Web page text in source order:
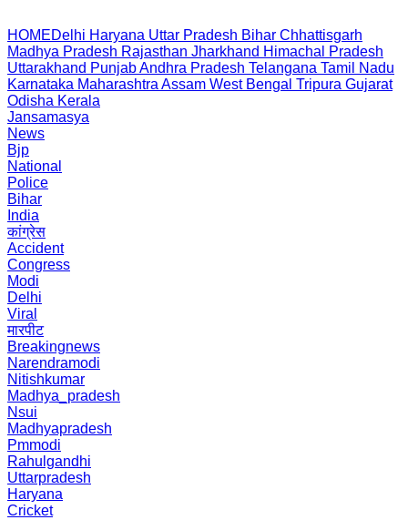
HOMEDelhi Haryana Uttar Pradesh Bihar Chhattisgarh
Madhya Pradesh Rajasthan Jharkhand Himachal Pradesh
Uttarakhand PunjabAndhra Pradesh Telangana Tamil Nadu
Karnataka Maharashtra Assam West Bengal Tripura Gujarat
Odisha Kerala
Jansamasya
News
Bjp
National
Police
Bihar
India
कांग्रेस
Accident
Congress
Modi
Delhi
Viral
मारपीट
Breakingnews
Narendramodi
Nitishkumar
Madhya_pradesh
Nsui
Madhyapradesh
Pmmodi
Rahulgandhi
Uttarpradesh
Haryana
Cricket